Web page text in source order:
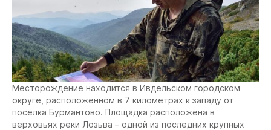
Месторождение находится в Ивдельском городском
округе, расположенном в 7 километрах к западу от
посёлка Бурмантово. Площадка расположена в
верховьях реки Лозьва – одной из последних крупных